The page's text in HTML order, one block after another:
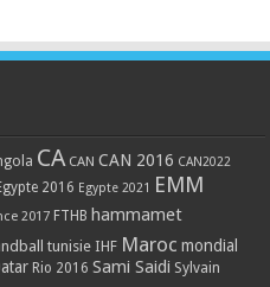
CA CAN CAN 2016 CAN2022
2016 Egypte 2021 EMM
2017 FTHB hammamet
tunisie IHF Maroc mondial
Rio 2016 Sami Saidi Sylvain